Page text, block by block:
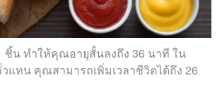
ชิ้น ทำให้คุณอายุสั้นลงถึง 36 นาที ใน
ทน คุณสามารถเพิ่มเวลาชีวิตได้ถึง 26